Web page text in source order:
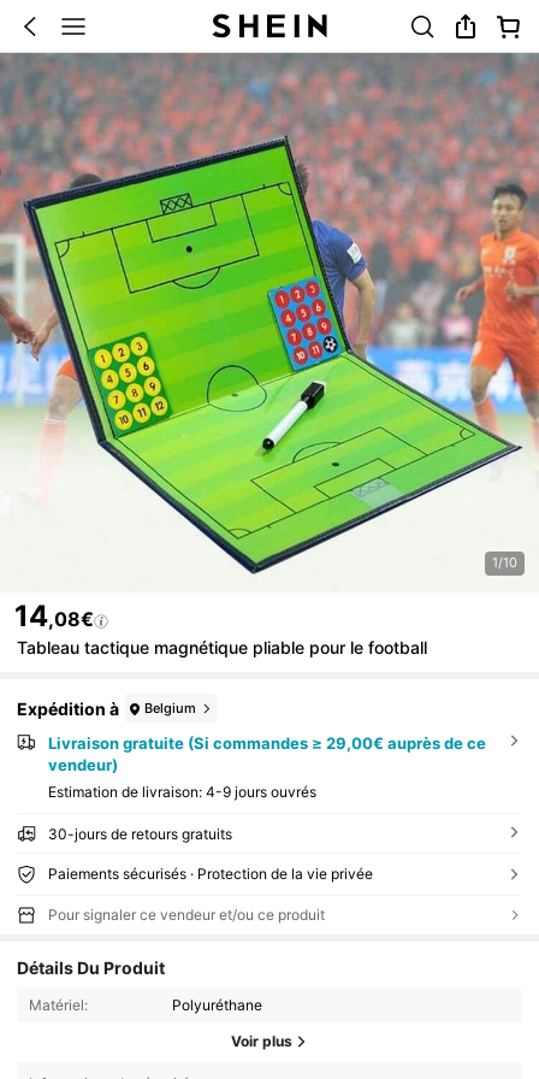
1/10
14,08€
Tableau tactique magnétique pliable pour le football
Expédition à Belgium
Livraison gratuite (Si commandes ≥ 29,00€ auprès de ce
vendeur)
Estimation de livraison: 4-9 jours ouvrés
30-jours de retours gratuits
Paiements sécurisés · Protection de la vie privée
Pour signaler ce vendeur et/ou ce produit
Détails Du Produit
Matériel: Polyuréthane
Voir plus